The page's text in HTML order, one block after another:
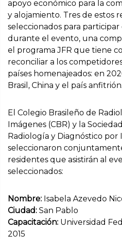
apoyo económico para la
y alojamiento. Tres de estos
seleccionados para
durante el evento, una
el programa JFR que tiene
reconciliar a los
países homenajeados: en
Brasil, China y el país
El Colegio Brasileño de
Imágenes (CBR) y la
Radiología y Diagnóstico por
seleccionaron
residentes que asistirán al
seleccionados:
Nombre: Isabela Azevedo
Ciudad: San Pablo
Capacitación: Universidad
2015